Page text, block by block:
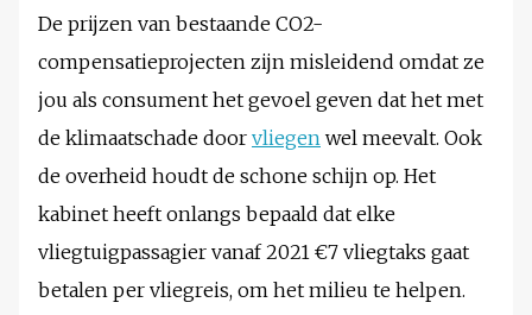
De prijzen van bestaande CO2-
compensatieprojecten zijn misleidend omdat ze
jou als consument het gevoel geven dat het met
de klimaatschade door vliegen wel meevalt. Ook
de overheid houdt de schone schijn op. Het
kabinet heeft onlangs bepaald dat elke
vliegtuigpassagier vanaf 2021 €7 vliegtaks gaat
betalen per vliegreis, om het milieu te helpen.